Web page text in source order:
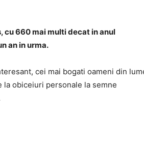
cu 660 mai multi decat in ​​anul
an in urma.
cei mai bogati oameni din
la obiceiuri personale la semne